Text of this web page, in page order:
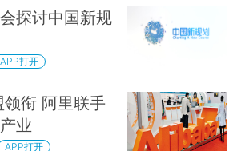
探讨中国新规
APP打开
衔 阿里联手
业
APP打开